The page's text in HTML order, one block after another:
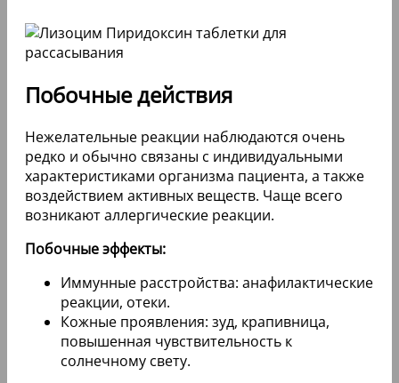
Побочные действия
Нежелательные реакции наблюдаются очень
редко и обычно связаны с индивидуальными
характеристиками организма пациента, а также
воздействием активных веществ. Чаще всего
возникают аллергические реакции.
Побочные эффекты:
Иммунные расстройства: анафилактические
реакции, отеки.
Кожные проявления: зуд, крапивница,
повышенная чувствительность к
солнечному свету.